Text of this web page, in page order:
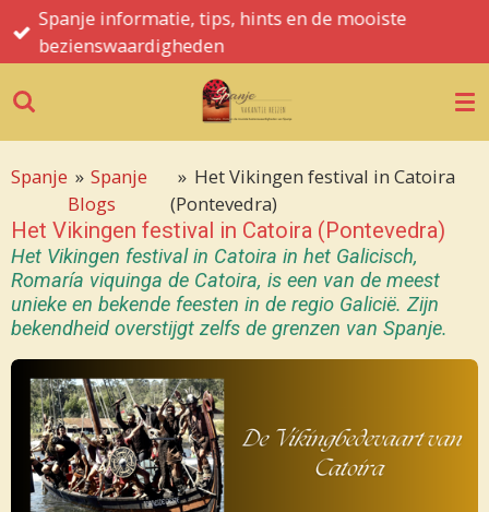
Ga
direct
de
Spanje informatie, tips, hints en de mooiste
bezienswaardigheden
Spanje » Spanje
Blogs
» Het Vikingen festival in Catoira
(Pontevedra)
Het Vikingen festival in Catoira (Pontevedra)
Het Vikingen festival in Catoira in het Galicisch,
Romaría viquinga de Catoira, is een van de meest
unieke en bekende feesten in de regio Galicië. Zijn
bekendheid overstijgt zelfs de grenzen van Spanje.